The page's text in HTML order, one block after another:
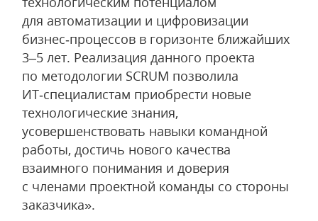
для автоматизации и цифровизации
бизнес‑процессов в горизонте ближайших
3–5 лет. Реализация данного проекта
по методологии SCRUM позволила
ИТ‑специалистам приобрести новые
технологические знания,
усовершенствовать навыки командной
работы, достичь нового качества
взаимного понимания и доверия
с членами проектной команды со стороны
заказчика».